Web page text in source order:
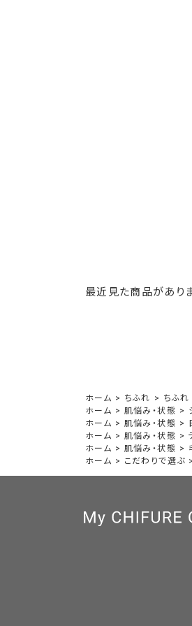
ホーム > ちふれ > ちふ
ホーム > 肌悩み・状態 >
ホーム > 肌悩み・状態 >
ホーム > 肌悩み・状態 >
ホーム > 肌悩み・状態 >
ホーム > こだわりで選ぶ >
最近見た商品があり